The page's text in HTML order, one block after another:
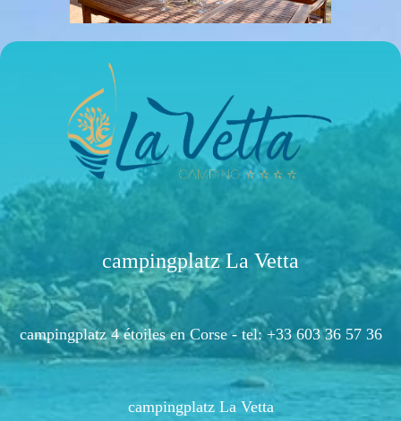
campingplatz La Vetta
campingplatz 4 étoiles en Corse - tel: +33 603 36 57 36
campingplatz La Vetta